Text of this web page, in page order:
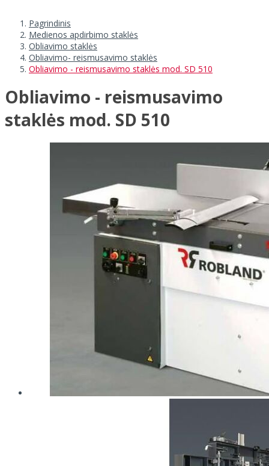
Pagrindinis
Medienos apdirbimo staklės
Obliavimo staklės
Obliavimo- reismusavimo staklės
Obliavimo - reismusavimo staklės mod. SD 510
Obliavimo - reismusavimo
staklės mod. SD 510